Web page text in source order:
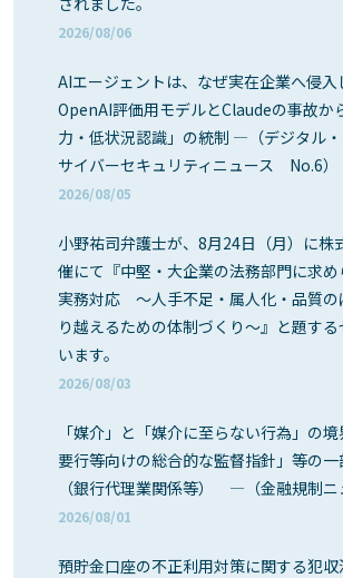
2026/08/06
AIエージェントは、なぜ実在企業へ侵
OpenAI評価用モデルとClaudeの事故か
力・低状況認識」の統制 ―（デジタル
サイバーセキュリティニュース No.6）
2026/08/05
小野祐司弁護士が、8月24日（月）に株
催にて『中堅・大企業の法務部門に求め
実務対応 ～人手不足・属人化・品質の
り越えるための体制づくり～』と題す
います。
2026/08/03
「媒介」と「媒介に至らない行為」
要行等向けの総合的な監督指針」等の一
（銀行代理業関係等） ―（金融規制ニ
2026/08/01
預貯金口座の不正利用対策に関する犯収